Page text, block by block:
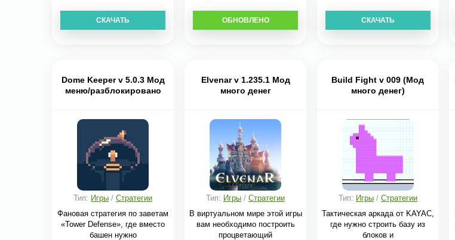
СКАЧАТЬ СКАЧАТЬ
ОБНОВЛЕНО СКАЧАТЬ
Dome Keeper v 5.0.3 Мод
меню/разблокировано
Тип: Игры /Стратегии
Фановая стратегия по заветам
«Tower Defense», где вместо
башен нужно
Elvenar v 1.235.1 Мод
много денег
Тип: Игры /Стратегии
В виртуальном мире этой игры
вам необходимо построить
процветающий
Build Fight v 009 (Мод
много денег)
Тип: Игры/ Стратегии
Тактическая аркада от KAYAC,
где нужно строить базу из
блоков и